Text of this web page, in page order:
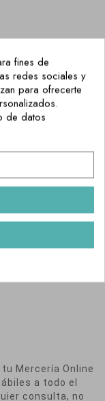
Física
hábiles en tu casa.
Mercería Online
a todo el
consulta, no
fines de
redes sociales y
para ofrecerte
de datos